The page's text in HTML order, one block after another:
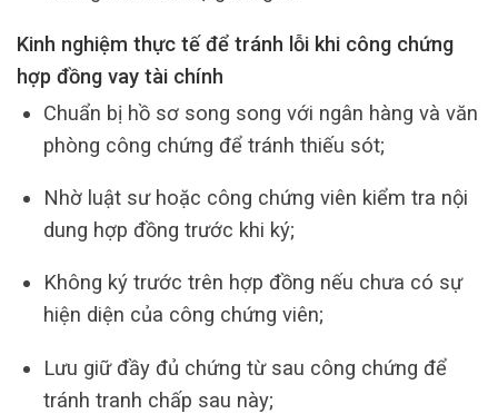
Kinh nghiệm thực tế để tránh lỗi khi công chứng
hợp đồng vay tài chính
Chuẩn bị hồ sơ song song với ngân hàng và văn
phòng công chứng để tránh thiếu sót;
Nhờ luật sư hoặc công chứng viên kiểm tra nội
dung hợp đồng trước khi ký;
Không ký trước trên hợp đồng nếu chưa có sự
hiện diện của công chứng viên;
Lưu giữ đầy đủ chứng từ sau công chứng để
tránh tranh chấp sau này;